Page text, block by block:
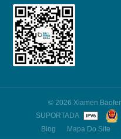
© 2026 Xiamen
SUPORTADA
Blog
Mapa Do Site